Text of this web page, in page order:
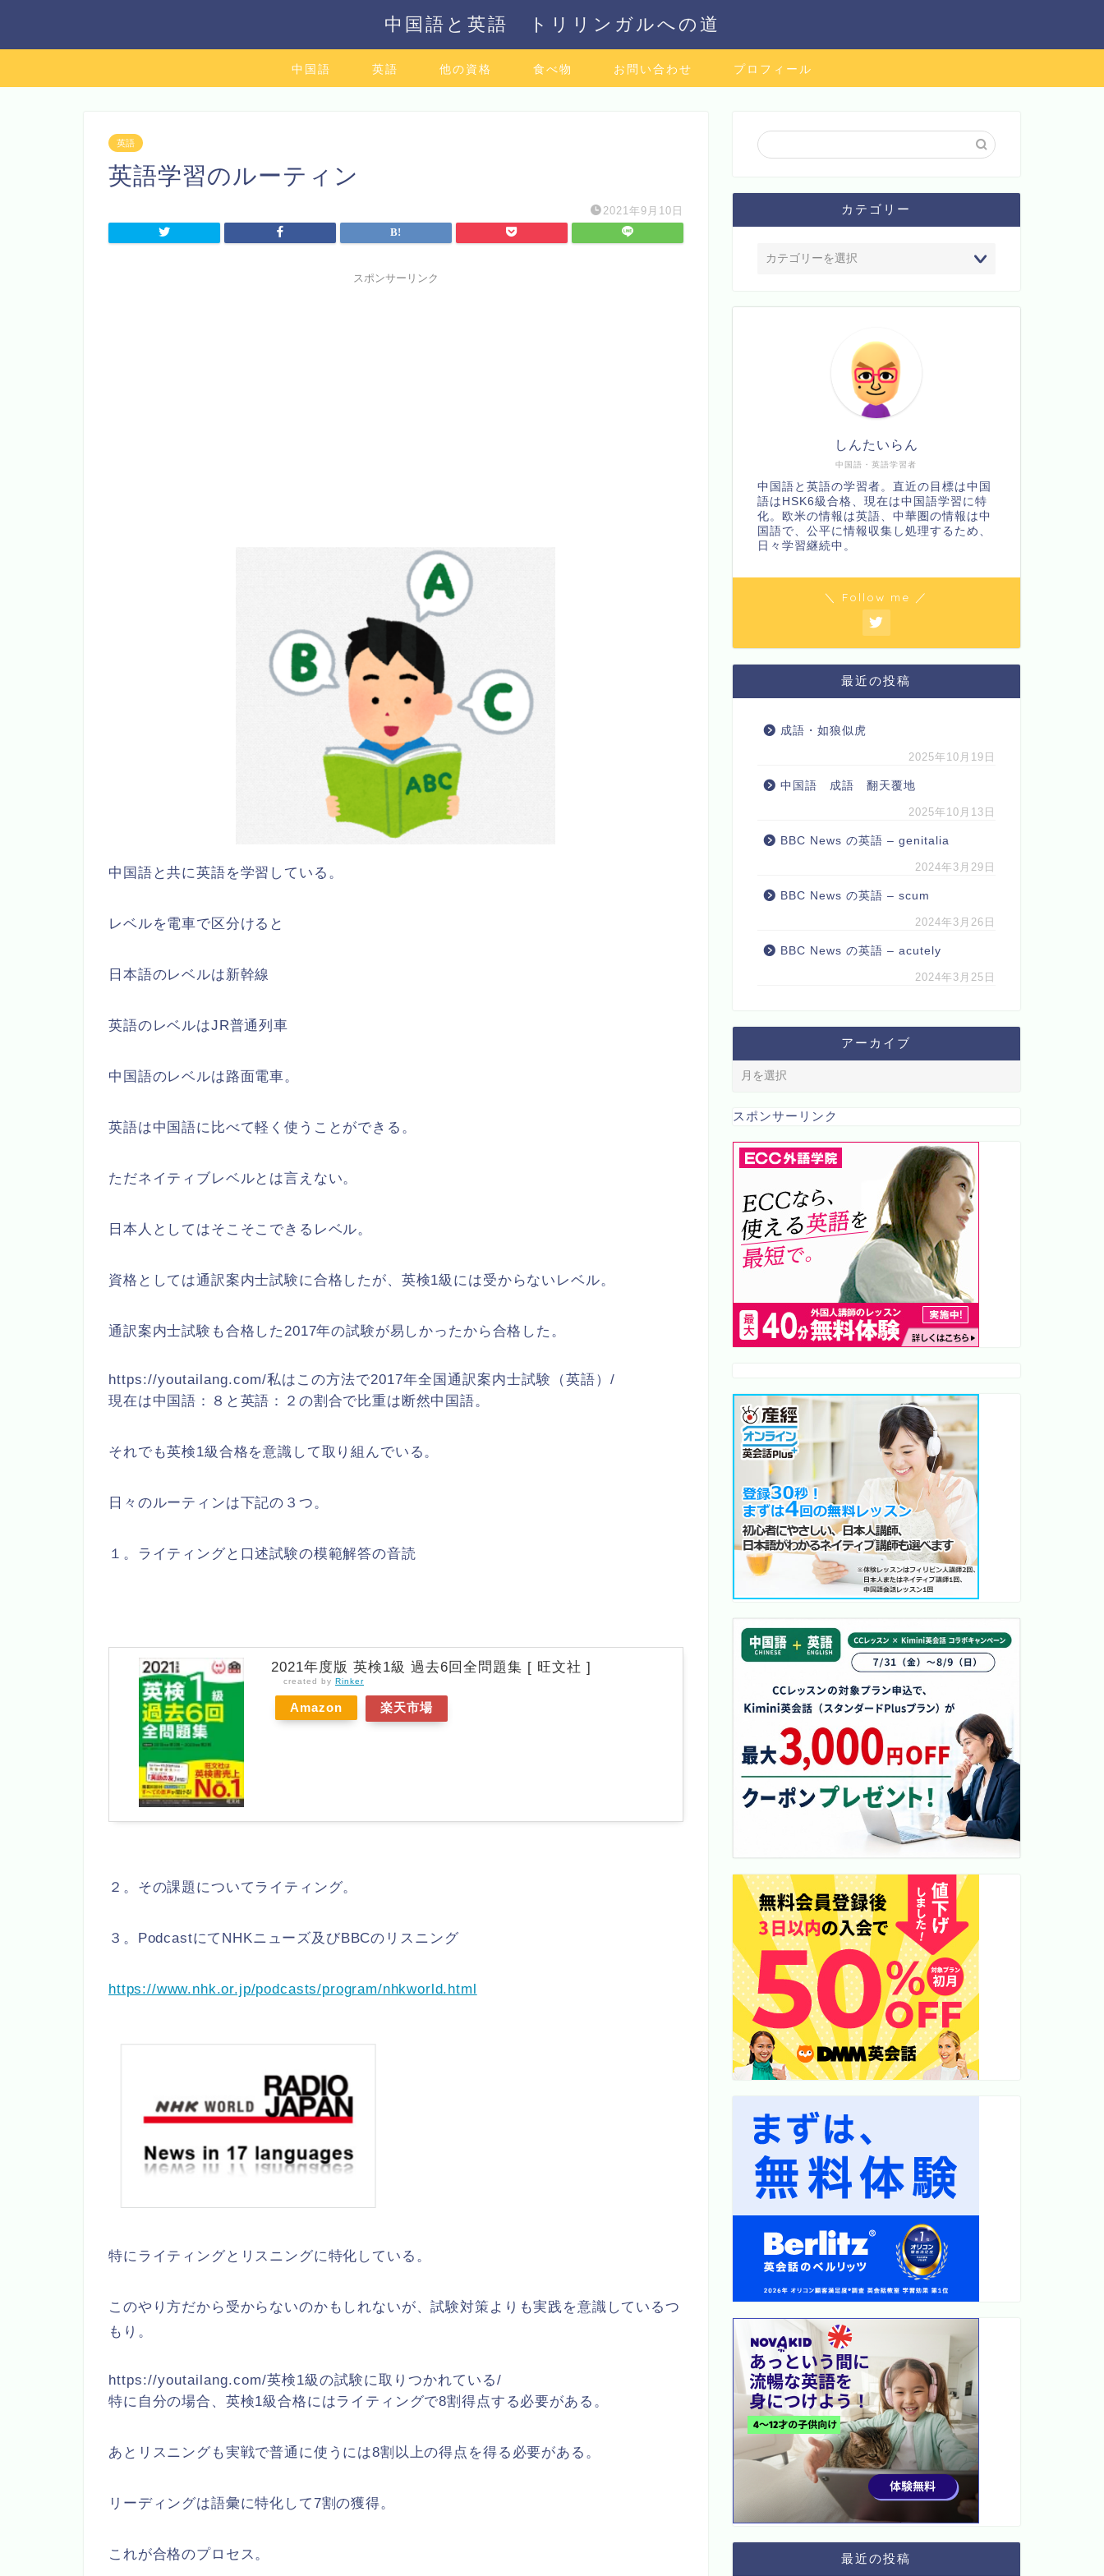
中国語と英語 トリリンガルへの道
中国語 英語 他の資格 食べ物 お問い合わせ プロフィール
英語
英語学習のルーティン
2021年9月10日
スポンサーリンク
中国語と共に英語を学習している。
レベルを電車で区分けると
日本語のレベルは新幹線
英語のレベルはJR普通列車
中国語のレベルは路面電車。
英語は中国語に比べて軽く使うことができる。
ただネイティブレベルとは言えない。
日本人としてはそこそこできるレベル。
資格としては通訳案内士試験に合格したが、英検1級には受からないレベル。
通訳案内士試験も合格した2017年の試験が易しかったから合格した。
https://youtailang.com/私はこの方法で2017年全国通訳案内士試験（英語）/
現在は中国語：８と英語：２の割合で比重は断然中国語。
それでも英検1級合格を意識して取り組んでいる。
日々のルーティンは下記の３つ。
１。ライティングと口述試験の模範解答の音読
2021年度版 英検1級 過去6回全問題集 [ 旺文社 ]
created by Rinker
Amazon 楽天市場
２。その課題についてライティング。
３。PodcastにてNHKニューズ及びBBCのリスニング
https://www.nhk.or.jp/podcasts/program/nhkworld.html
特にライティングとリスニングに特化している。
このやり方だから受からないのかもしれないが、試験対策よりも実践を意識しているつ
もり。
https://youtailang.com/英検1級の試験に取りつかれている/
特に自分の場合、英検1級合格にはライティングで8割得点する必要がある。
あとリスニングも実戦で普通に使うには8割以上の得点を得る必要がある。
リーディングは語彙に特化して7割の獲得。
これが合格のプロセス。
カテゴリー
中国語・英語学習者
しんたいらん
中国語と英語の学習者。直近の目標は中国
語はHSK6級合格、現在は中国語学習に特
化。欧米の情報は英語、中華圏の情報は中
国語で、公平に情報収集し処理するため、
日々学習継続中。
＼ Follow me ／
最近の投稿
成語・如狼似虎
2025年10月19日
中国語 成語 翻天覆地
2025年10月13日
BBC News の英語 – genitalia
2024年3月29日
BBC News の英語 – scum
2024年3月26日
BBC News の英語 – acutely
2024年3月25日
アーカイブ
スポンサーリンク
最近の投稿